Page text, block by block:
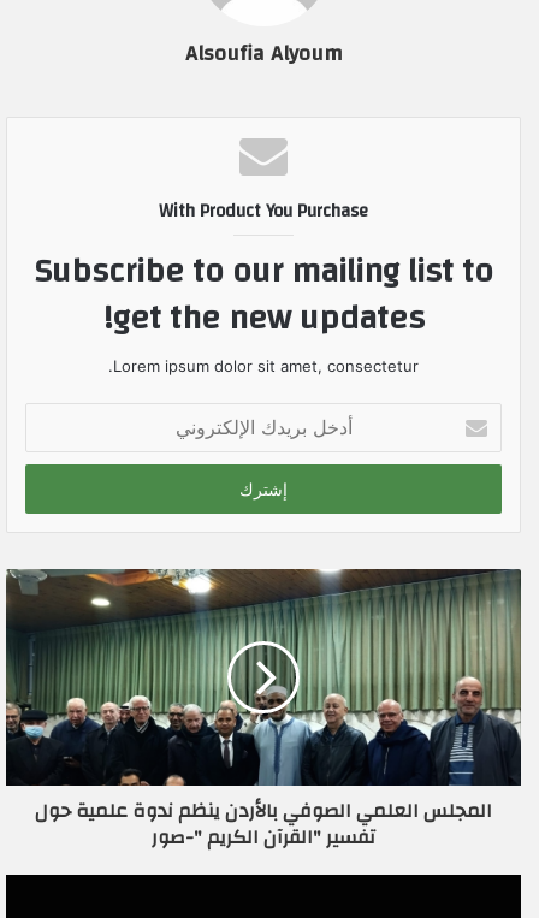
Alsoufia Alyoum
With Product You Purchase
Subscribe to our mailing list to
get the new updates!
Lorem ipsum dolor sit amet, consectetur.
خ
ب
ي
د
ل
ل
ك
المجلس العلمي الصوفي بالأردن ينظم ندوة علمية حول
تفسير "القرآن الكريم "-صور